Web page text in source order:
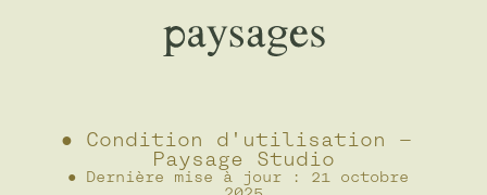
● Condition d'utilisation —
Paysage Studio
● Dernière mise à jour : 21 octobre